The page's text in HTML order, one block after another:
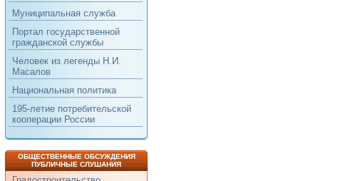
Муниципальная служба
Портал государственной
гражданской службы
Человек из легенды Н.И.
Масалов
Национальная политика
195-летие потребительской
кооперации России
ОБЩЕСТВЕННЫЕ ОБСУЖДЕНИЯ
ПУБЛИЧНЫЕ СЛУШАНИЯ